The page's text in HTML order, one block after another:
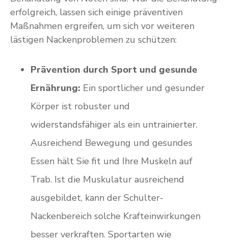
erfolgreich, lassen sich einige präventiven
Maßnahmen ergreifen, um sich vor weiteren
lästigen Nackenproblemen zu schützen:
Prävention durch Sport und gesunde
Ernährung: Ein sportlicher und gesunder
Körper ist robuster und
widerstandsfähiger als ein untrainierter.
Ausreichend Bewegung und gesundes
Essen hält Sie fit und Ihre Muskeln auf
Trab. Ist die Muskulatur ausreichend
ausgebildet, kann der Schulter-
Nackenbereich solche Krafteinwirkungen
besser verkraften. Sportarten wie